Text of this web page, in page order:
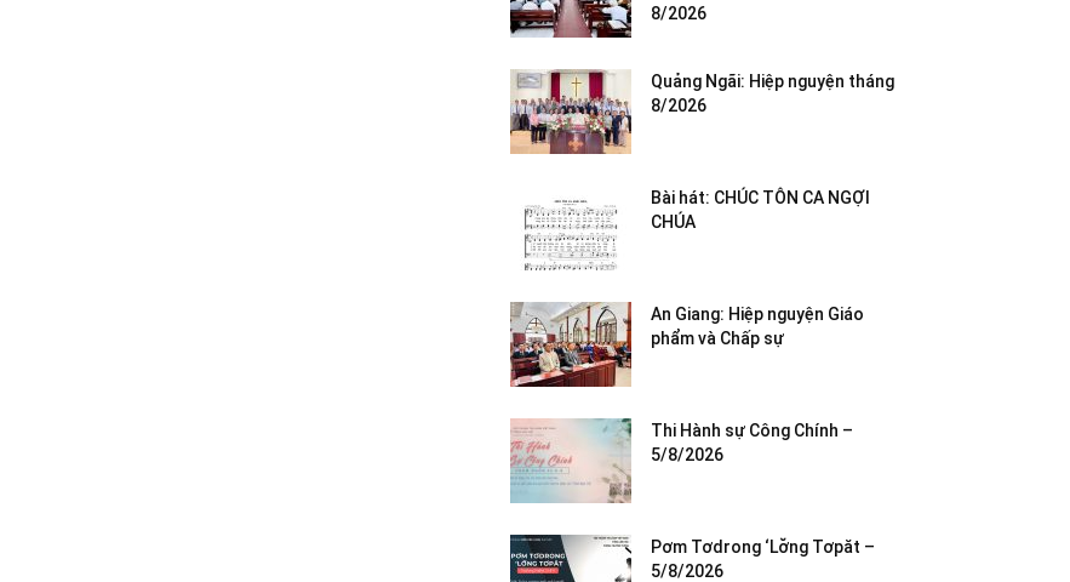
8/2026
Quảng Ngãi: Hiệp nguyện tháng
8/2026
Bài hát: CHÚC TÔN CA NGỢI
CHÚA
An Giang: Hiệp nguyện Giáo
phẩm và Chấp sự
Thi Hành sự Công Chính –
5/8/2026
Pơm Tơdrong ‘Lơ̆ng Tơpăt –
5/8/2026